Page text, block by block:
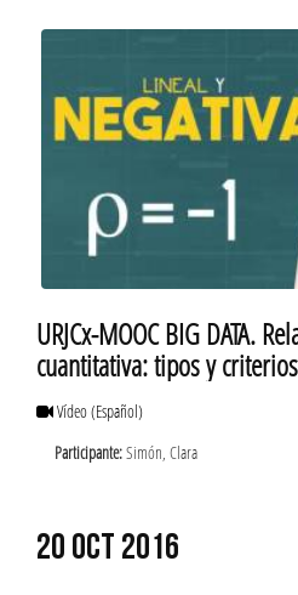
URJCx-MOOC BIG DATA.
cuantitativa: tipos y
Vídeo(Español)
Participante:Simón, Clara
20 OCT 2016